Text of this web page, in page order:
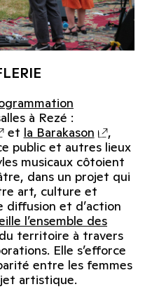
à Rezé :
et la Barakason
,
public et autres lieux
musicaux côtoient
dans un projet qui
art, culture et
diffusion et d’action
l’ensemble des
territoire à travers
Elle s’efforce
entre les femmes
artistique.